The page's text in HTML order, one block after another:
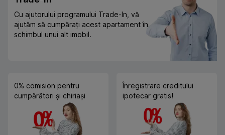
Cu ajutorului programului Trade-In, vă
ajutăm să cumpărați acest apartament în
schimbul unui alt imobil.
0% comision pentru
cumpărători și chiriași
Înregistrare creditului
ipotecar gratis!